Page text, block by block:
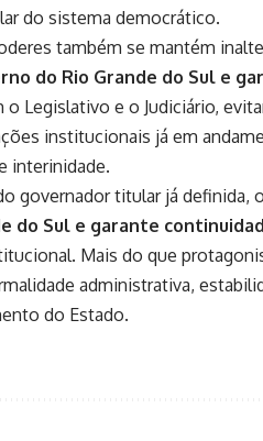
do sistema democrático.
também se mantém
do Rio Grande do Sul e
o Legislativo e o Judiciário,
institucionais já em
interinidade.
governador titular já definida, o
do Sul e garante
Mais do que
administrativa,
do Estado.